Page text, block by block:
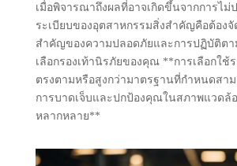
เมื่อพิจารณาถึงผลที่อาจเกิดขึ้นจากการไม่
ระเบียบของอุตสาหกรรมสิ่งสําคัญคือต้อง
สําคัญของความปลอดภัยและการปฏิบัติตา
เลือกรองเท้านิรภัยของคุณ **การเลือกใช้
ตรงตามหรือสูงกว่ามาตรฐานที่กําหนดสา
การบาดเจ็บและปกป้องคุณในสภาพแวดล้
หลากหลาย**